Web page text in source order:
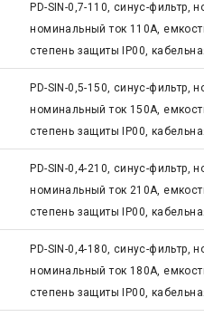
PD-SIN-0,7-110, синус-фильтр,
номинальный ток 110А,
степень защиты IP00,
PD-SIN-0,5-150, синус-фильтр,
номинальный ток 150А,
степень защиты IP00,
PD-SIN-0,4-210, синус-фильтр,
номинальный ток 210А,
степень защиты IP00,
PD-SIN-0,4-180, синус-фильтр,
номинальный ток 180А,
степень защиты IP00,